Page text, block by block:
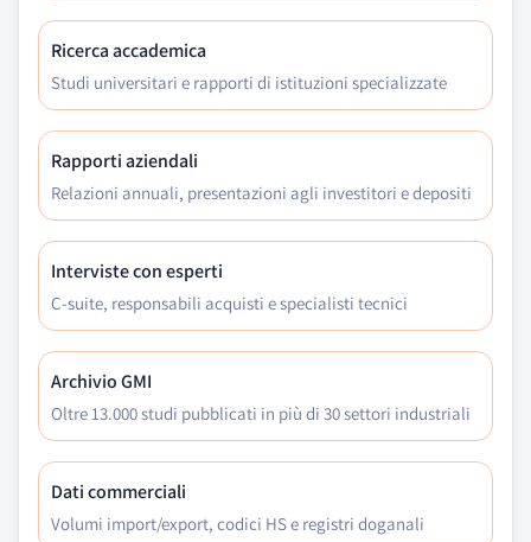
Ricerca accademica
Studi universitari e rapporti di istituzioni specializzate
Rapporti aziendali
Relazioni annuali, presentazioni agli investitori e depositi
Interviste con esperti
C-suite, responsabili acquisti e specialisti tecnici
Archivio GMI
Oltre 13.000 studi pubblicati in più di 30 settori industriali
Dati commerciali
Volumi import/export, codici HS e registri doganali